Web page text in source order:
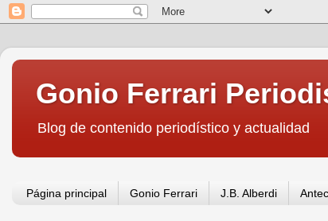
Gonio Ferrari
Blog de contenido periodístico y actualidad
Página principal Gonio Ferrari J.B. Alberdi